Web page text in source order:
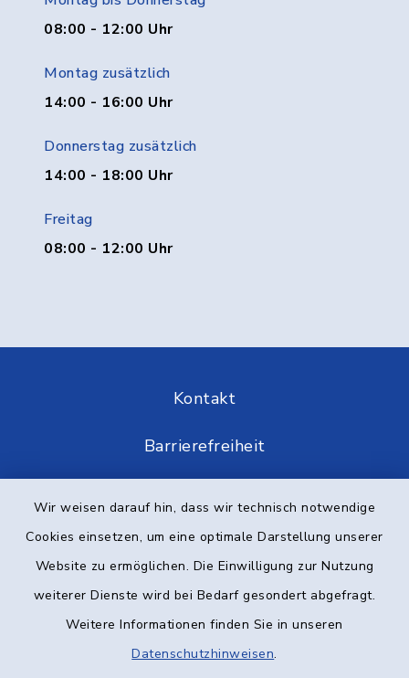
Wir weisen darauf hin, dass wir technisch notwendige
Cookies einsetzen, um eine optimale Darstellung unserer
Website zu ermöglichen. Die Einwilligung zur Nutzung
weiterer Dienste wird bei Bedarf gesondert abgefragt.
Weitere Informationen finden Sie in unseren
Datenschutzhinweisen.
08:00 - 12:00 Uhr
Montag zusätzlich
14:00 - 16:00 Uhr
Donnerstag zusätzlich
14:00 - 18:00 Uhr
Freitag
08:00 - 12:00 Uhr
Kontakt
Barrierefreiheit
Impressum
Elektronische Kommunikation
Sitemap